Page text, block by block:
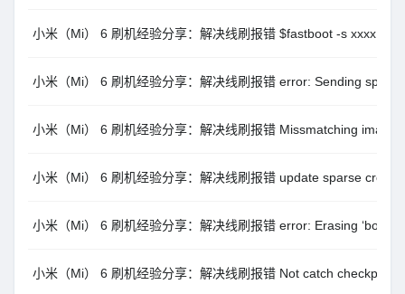
小米（Mi） 6 刷机经验分享：解决线刷报错 $fastboot -s xxxx
小米（Mi） 6 刷机经验分享：解决线刷报错 error: Sending sparse
小米（Mi） 6 刷机经验分享：解决线刷报错 Missmatching image
小米（Mi） 6 刷机经验分享：解决线刷报错 update sparse crc list
小米（Mi） 6 刷机经验分享：解决线刷报错 error: Erasing
小米（Mi） 6 刷机经验分享：解决线刷报错 Not catch checkpoint